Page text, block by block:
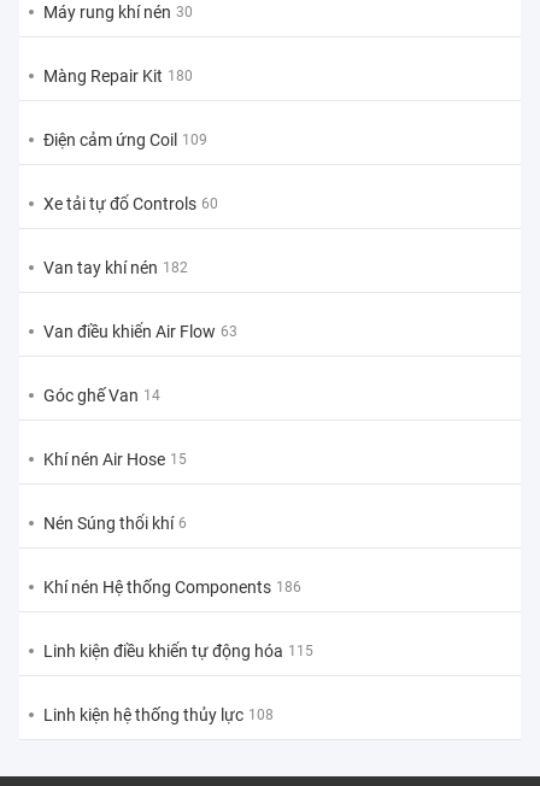
Máy rung khí nén 30
Màng Repair Kit 180
Điện cảm ứng Coil 109
Xe tải tự đổ Controls 60
Van tay khí nén 182
Van điều khiển Air Flow 63
Góc ghế Van 14
Khí nén Air Hose 15
Nén Súng thổi khí 6
Khí nén Hệ thống Components 186
Linh kiện điều khiển tự động hóa 115
Linh kiện hệ thống thủy lực 108